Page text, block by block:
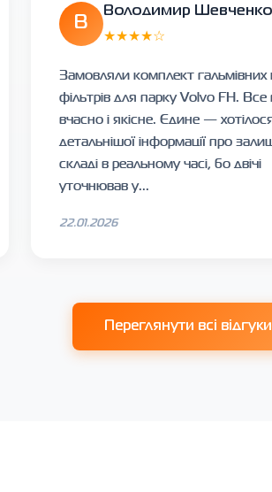
В
Володимир Шевченко
★★★★☆
Замовляли комплект гальмівних
фільтрів для парку Volvo FH.
вчасно і якісне. Єдине —
детальнішої інформації про
складі в реальному часі, бо двічі
уточнював у...
22.01.2026
Переглянути всі відгуки